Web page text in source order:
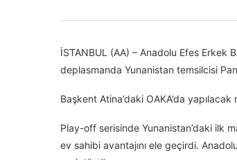
İSTANBUL (AA) – Anadolu Efes Erkek
deplasmanda Yunanistan temsilcisi
Başkent Atina’daki OAKA’da
Play-off serisinde Yunanistan’daki ilk
ev sahibi avantajını ele geçirdi.